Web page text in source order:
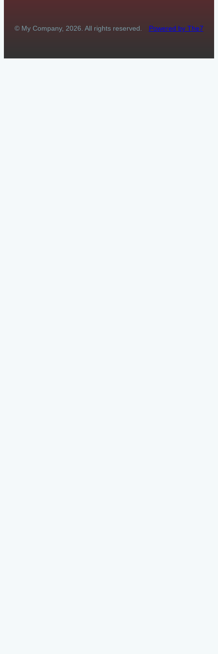
© My Company, 2026. All rights reserved. Powered by The7